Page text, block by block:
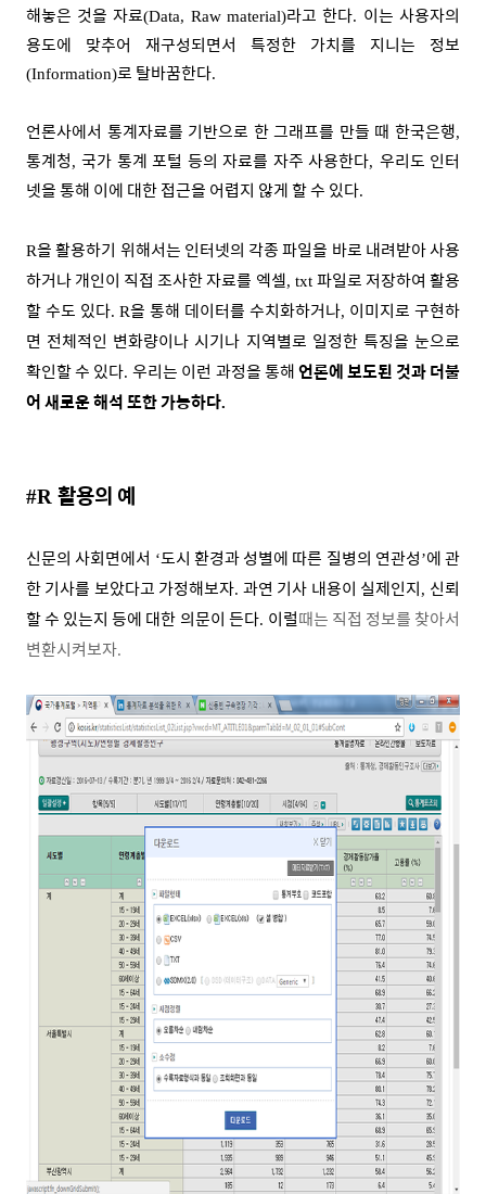
해놓은 것을 자료(Data, Raw material)라고 한다. 이는 사용자의
용도에 맞추어 재구성되면서 특정한 가치를 지니는 정보
(Information)로 탈바꿈한다.
언론사에서 통계자료를 기반으로 한 그래프를 만들 때 한국은행,
통계청,국가 통계 포털 등의 자료를 자주 사용한다, 우리도 인터
넷을 통해 이에 대한 접근을 어렵지 않게 할 수 있다.
R을 활용하기 위해서는 인터넷의 각종 파일을 바로 내려받아 사용
하거나 개인이 직접 조사한 자료를 엑셀, txt 파일로 저장하여 활용
할 수도 있다. R을 통해 데이터를 수치화하거나, 이미지로 구현하
면 전체적인 변화량이나 시기나 지역별로 일정한 특징을 눈으로
확인할 수 있다.우리는 이런 과정을 통해언론에 보도된 것과 더불
어 새로운 해석 또한 가능하다.
#R 활용의 예
신문의 사회면에서 ‘도시 환경과 성별에 따른 질병의 연관성’에 관
한 기사를 보았다고 가정해보자. 과연 기사 내용이 실제인지, 신뢰
할 수 있는지 등에 대한 의문이 든다. 이럴때는 직접 정보를 찾아서
변환시켜보자.